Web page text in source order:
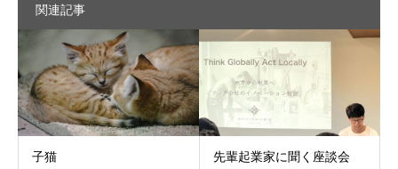
関連記事
子猫
先輩起業家に聞く座談会